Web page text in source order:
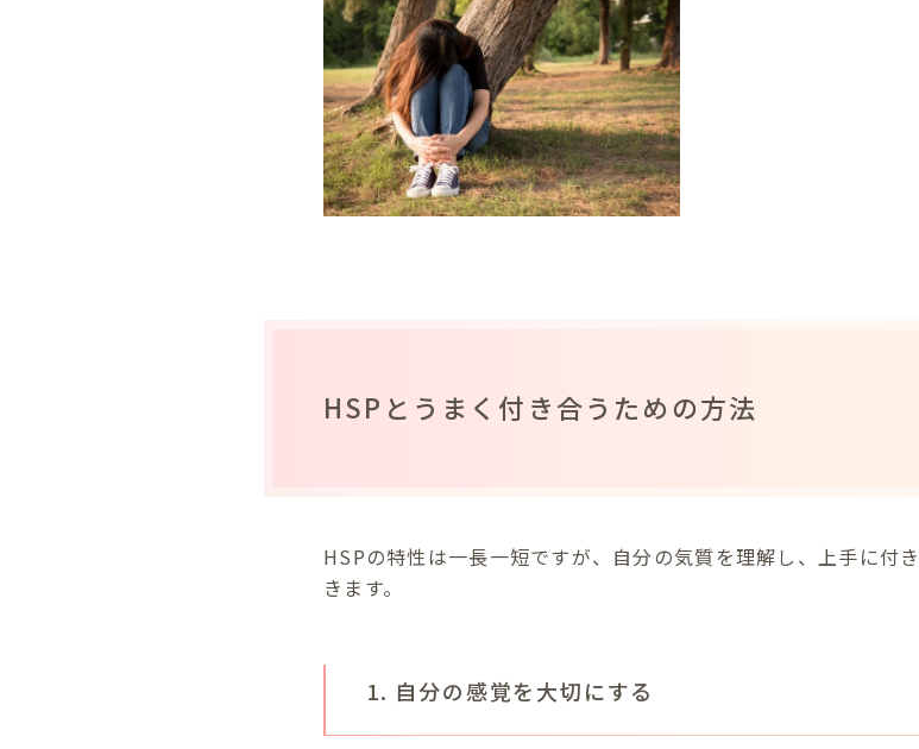
HSPとうまく付き合うための方法
HSPの特性は一長一短ですが、自分の気質を理解し、上手に付
きます。
1. 自分の感覚を大切にする